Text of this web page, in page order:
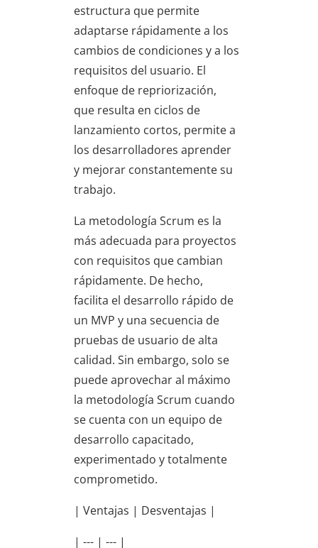
estructura que permite
adaptarse rápidamente a los
cambios de condiciones y a los
requisitos del usuario. El
enfoque de repriorización,
que resulta en ciclos de
lanzamiento cortos, permite a
los desarrolladores aprender
y mejorar constantemente su
trabajo.
La metodología Scrum es la
más adecuada para proyectos
con requisitos que cambian
rápidamente. De hecho,
facilita el desarrollo rápido de
un MVP y una secuencia de
pruebas de usuario de alta
calidad. Sin embargo, solo se
puede aprovechar al máximo
la metodología Scrum cuando
se cuenta con un equipo de
desarrollo capacitado,
experimentado y totalmente
comprometido.
| Ventajas | Desventajas |
| --- | --- |